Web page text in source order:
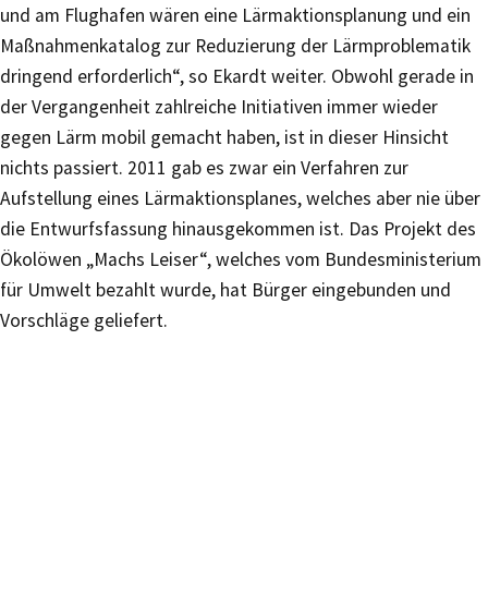
und am Flughafen wären eine Lärmaktionsplanung und ein
Maßnahmenkatalog zur Reduzierung der Lärmproblematik
dringend erforderlich“, so Ekardt weiter. Obwohl gerade in
der Vergangenheit zahlreiche Initiativen immer wieder
gegen Lärm mobil gemacht haben, ist in dieser Hinsicht
nichts passiert. 2011 gab es zwar ein Verfahren zur
Aufstellung eines Lärmaktionsplanes, welches aber nie über
die Entwurfsfassung hinausgekommen ist. Das Projekt des
Ökolöwen „Machs Leiser“, welches vom Bundesministerium
für Umwelt bezahlt wurde, hat Bürger eingebunden und
Vorschläge geliefert.